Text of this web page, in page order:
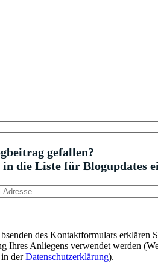
gefallen?
die Liste für Blogupdates
des Kontaktformulars erklären
Ihres Anliegens verwendet werden
derDatenschutzerklärung).